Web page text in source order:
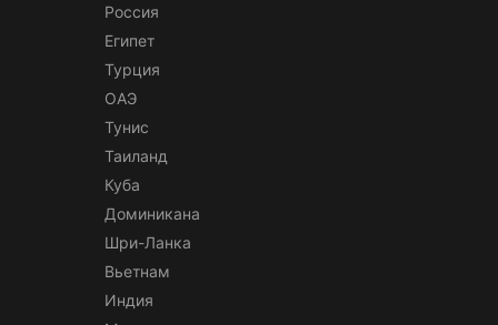
Россия
Египет
Турция
ОАЭ
Тунис
Таиланд
Куба
Доминикана
Шри-Ланка
Вьетнам
Индия